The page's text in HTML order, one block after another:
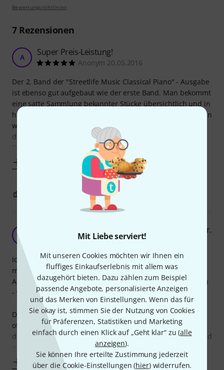
Mit Liebe serviert!
Mit unseren Cookies möchten wir Ihnen ein
fluffiges Einkaufserlebnis mit allem was
dazugehört bieten. Dazu zählen zum Beispiel
passende Angebote, personalisierte Anzeigen
und das Merken von Einstellungen. Wenn das für
Sie okay ist, stimmen Sie der Nutzung von Cookies
für Präferenzen, Statistiken und Marketing
einfach durch einen Klick auf „Geht klar“ zu (alle
anzeigen).
Sie können Ihre erteilte Zustimmung jederzeit
über die Cookie-Einstellungen (hier) widerrufen.
Bewertungsrichtlinien
7Rezensionen
A Super Preis-Leistung!
Anonym 20.05.2016
Der 2. Band der "Streetlife Music Classical Piano" - Ausgabe
ist ebenso gut aufgebaut wie der erste Band. Man bekommt
eine satte Sammlung bekannter Stücke übersichtlich und in
handlichem Format präsentiert. In der Auswahl ist alles drin
was man immer schon mal spielen wollte (was nicht hier
drin ist, ist im 1. Band).
Der Druck ist ansprechend, die Noten sind
BEWERTUNG MELDEN
JD Gute Sammlung für eher anspruchslose Schüler.
Joe die Brieftasche 23.03.2019
Ich habe mir den Band gekauft, um den Wünschen einiger
meiner Klavierschüler nachzukommen, ohne allzu großen
Aufwand etwas spielen zu können, das die Meisten kennen
- verständlicher Wunsch.
Die Vereinfachungen und Kürzungen (teilweise auch
offenkundig Fehler) bekannter Komponistenwerke geht
dabei oftmals über meine Schmerzgrenze hinaus, auch sind
Mehr anzeigen